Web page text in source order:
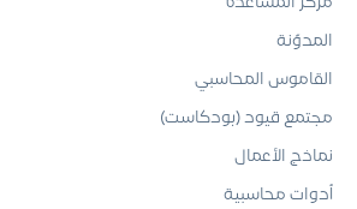
المدوّنة
القاموس المحاسبي
مجتمع قيود (بودكاست)
نماذج الأعمال
أدوات محاسبية